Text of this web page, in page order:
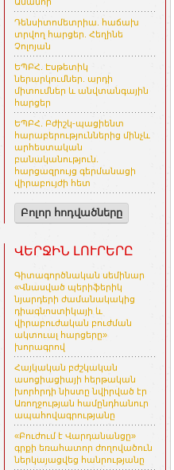
Դենսիտոմետրիա. հաճախ
տրվող հարցեր. Հեղինե
Չոլոյան
ԵՊԲՀ. Էսթետիկ
ներարկումներ. արդի
միտումներ և անվտանգային
հարցեր
ԵՊԲՀ. Բժիշկ-պացիենտ
հարաբերություններից մինչև
արհեստական
բանականություն.
հարցազրույց գերմանացի
վիրաբույժի հետ
Բոլոր հոդվածները
ՎԵՐՋԻՆ ԼՈՒՐԵՐԸ
Գիտագործնական սեմինար
«Վնասված պերիֆերիկ
նյարդերի ժամանակակից
դիագնոստիկայի և
վիրաբուժական բուժման
ակտուալ հարցերը»
խորագրով
Հայկական բժշկական
ասոցիացիայի հերթական
խորհրդի նիստը նվիրված էր
Առողջության համընդհանուր
ապահովագրությանը
«Բուժում է Վարդանանցը»
գրքի եռահատոր ժողովածուն
ներկայացվեց հանրությանը